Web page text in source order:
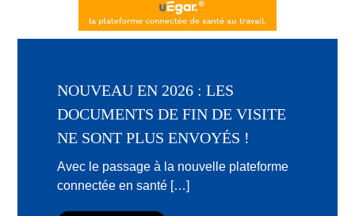
NOUVEAU EN 2026 : LES
DOCUMENTS DE FIN DE VISITE
NE SONT PLUS ENVOYÉS !
Avec le passage à la nouvelle plateforme
connectée en santé […]